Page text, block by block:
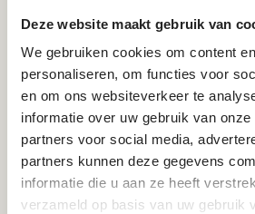
Deze website maakt gebruik van
We gebruiken cookies om content
personaliseren, om functies voor
en om ons websiteverkeer te
informatie over uw gebruik van
partners voor social media,
partners kunnen deze gegevens
informatie die u aan ze heeft
verzameld op basis van uw gebruik
Stichting Prader-Willi
Website
prader-willi-fonds.nl
Telefoonnummer
+31654914083
E-mail